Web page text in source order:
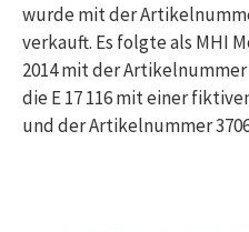
wurde mit der
verkauft. Es folgte als MHI
2014 mit der Artikelnummer
die E 17 116 mit einer
und der Artikelnummer